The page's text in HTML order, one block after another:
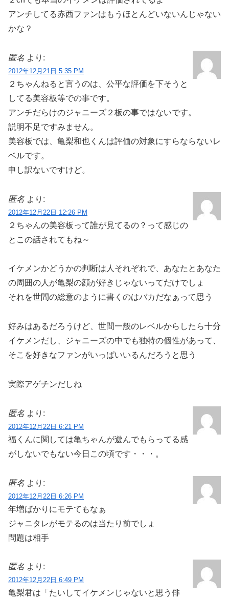
アンチしてる赤西ファンはもうほとんどいないんじゃない
かな？
匿名 より:
2012年12月21日 5:35 PM
２ちゃんねると言うのは、公平な評価を下そうと
してる美容板等での事です。
アンチだらけのジャニーズ２板の事ではないです。
説明不足ですみません。
美容板では、亀梨和也くんは評価の対象にすらならないレ
ベルです。
申し訳ないですけど。
匿名 より:
2012年12月22日 12:26 PM
２ちゃんの美容板って誰が見てるの？って感じの
とこの話されてもね～
イケメンかどうかの判断は人それぞれで、あなたとあなた
の周囲の人が亀梨の顔が好きじゃないってだけでしょ
それを世間の総意のように書くのはバカだなぁって思う
好みはあるだろうけど、世間一般のレベルからしたら十分
イケメンだし、ジャニーズの中でも独特の個性があって、
そこを好きなファンがいっぱいいるんだろうと思う
実際アゲチンだしね
匿名 より:
2012年12月22日 6:21 PM
福くんに関しては亀ちゃんが遊んでもらってる感
がしないでもない今日この頃です・・・。
匿名 より:
2012年12月22日 6:26 PM
年増ばかりにモテてもなぁ
ジャニタレがモテるのは当たり前でしょ
問題は相手
匿名 より:
2012年12月22日 6:49 PM
亀梨君は「たいしてイケメンじゃないと思う俳